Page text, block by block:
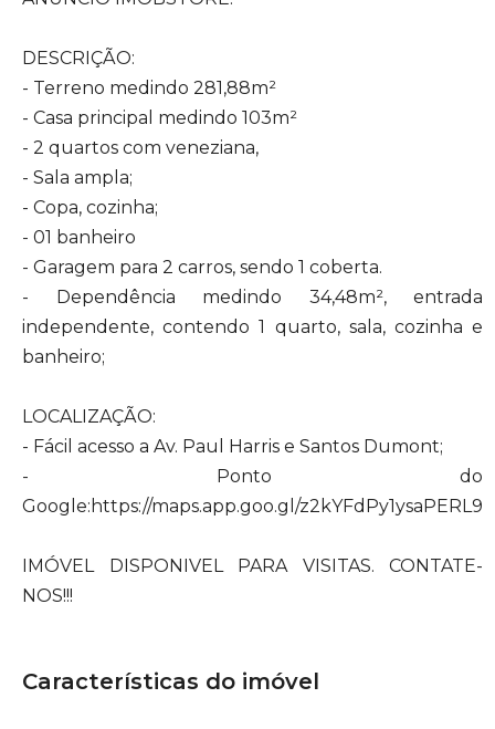
DESCRIÇÃO:
- Terreno medindo 281,88m²
- Casa principal medindo 103m²
- 2 quartos com veneziana,
- Sala ampla;
- Copa, cozinha;
- 01 banheiro
- Garagem para 2 carros, sendo 1 coberta.
- Dependência medindo 34,48m², entrada
independente, contendo 1 quarto, sala, cozinha e
banheiro;
LOCALIZAÇÃO:
- Fácil acesso a Av. Paul Harris e Santos Dumont;
- Ponto do
Google:https://maps.app.goo.gl/z2kYFdPy1ysaPERL9
IMÓVEL DISPONIVEL PARA VISITAS. CONTATE-
NOS!!!
Características do imóvel